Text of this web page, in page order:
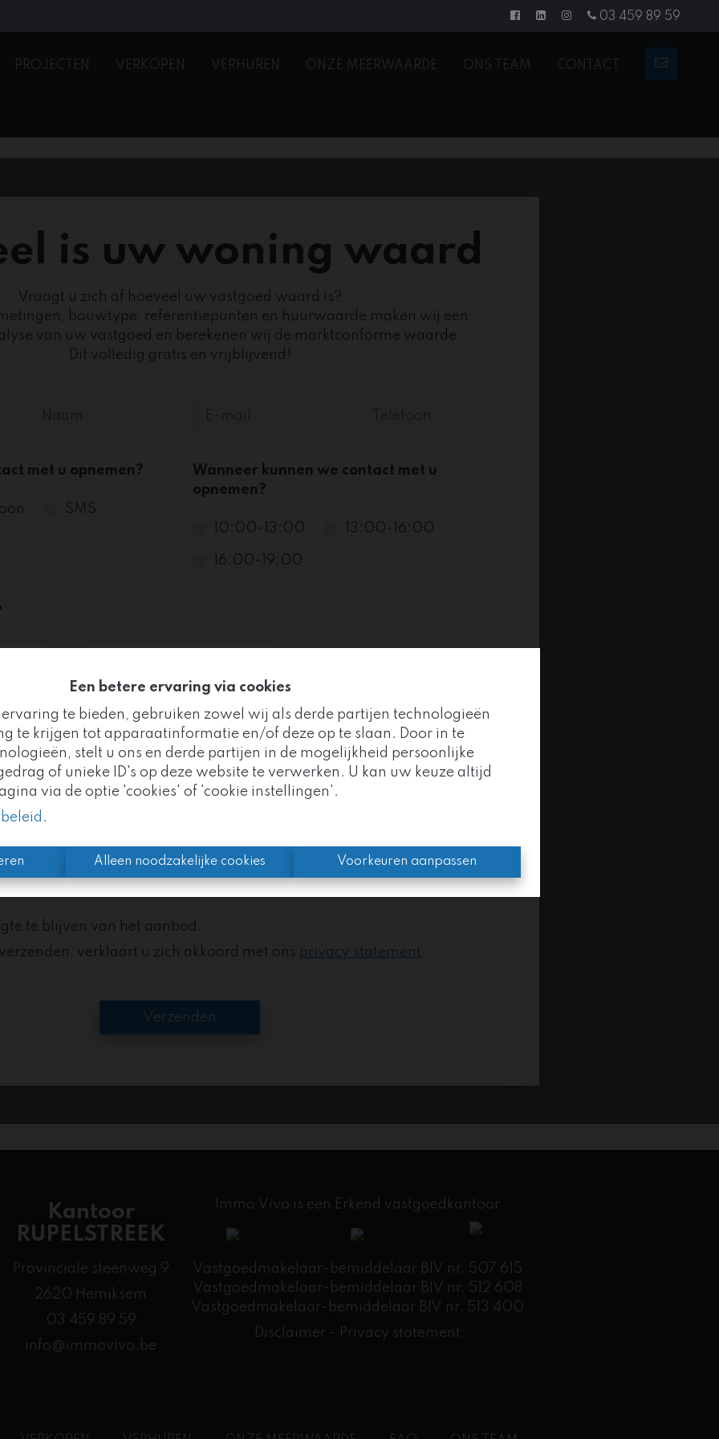
Een betere ervaring via cookies
te bieden, gebruiken zowel wij als derde partijen technologieën
te krijgen tot apparaatinformatie en/of deze op te slaan. Door in te
stelt u ons en derde partijen in de mogelijkheid persoonlijke
of unieke ID's op deze website te verwerken. U kan uw keuze altijd
via de optie 'cookies' of 'cookie instellingen'.
.
Alleen noodzakelijke cookies Voorkeuren aanpassen
03 459 89 59
PROJECTEN VERKOPEN VERHUREN ONZE MEERWAARDE ONS TEAM CONTACT
is uw woning waard
Vraagt u zich af hoeveel uw vastgoed waard is?
bouwtype, referentiepunten en huurwaarde maken wij een
van uw vastgoed en berekenen wij de marktconforme waarde.
Dit volledig gratis en vrijblijvend!
met u opnemen?
SMS
Wanneer kunnen we contact met u
opnemen?
10:00-13:00 13:00-16:00
16:00-19:00
het pand dat u wenst te verkopen / verhuren?
te blijven van het aanbod.
verklaart u zich akkoord met ons privacy statement
Verzenden
Kantoor
RUPELSTREEK
Provinciale steenweg 9
2620 Hemiksem
03 459 89 59
info@immovivo.be
Immo Vivo is een Erkend vastgoedkantoor
Vastgoedmakelaar-bemiddelaar BIV nr. 507 615
Vastgoedmakelaar-bemiddelaar BIV nr. 512 608
​Vastgoedmakelaar-bemiddelaar BIV nr. 513 400
Disclaimer - Privacy statement
Goed nieuws!
Vivo maakt nu deel uit van deAltro Vastgoedgroep
we uw vertrouwde partner, met nog meer expertise en kracht.